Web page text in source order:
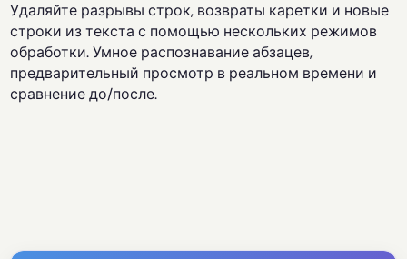
Удаляйте разрывы строк, возвраты каретки и новые
строки из текста с помощью нескольких режимов
обработки. Умное распознавание абзацев,
предварительный просмотр в реальном времени и
сравнение до/после.